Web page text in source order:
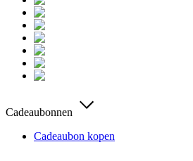
Cadeaubonnen
Cadeaubon kopen